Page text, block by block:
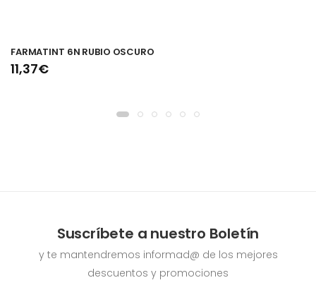
FARMATINT 6N RUBIO OSCURO
11,37€
Suscríbete a nuestro Boletín
y te mantendremos informad@ de los mejores
descuentos y promociones